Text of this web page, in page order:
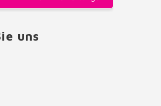
uns